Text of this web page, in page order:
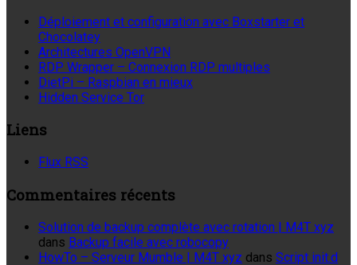
Déploiement et configuration avec Boxstarter et
Chocolatey
Architectures OpenVPN
RDP Wrapper – Connexion RDP multiples
DietPi – Raspbian en mieux
Hidden Service Tor
Liens
Flux RSS
Commentaires récents
Solution de backup complète avec rotation | M4T xyz
dans Backup facile avec robocopy
HowTo – Serveur Mumble | M4T xyz dans Script init.d